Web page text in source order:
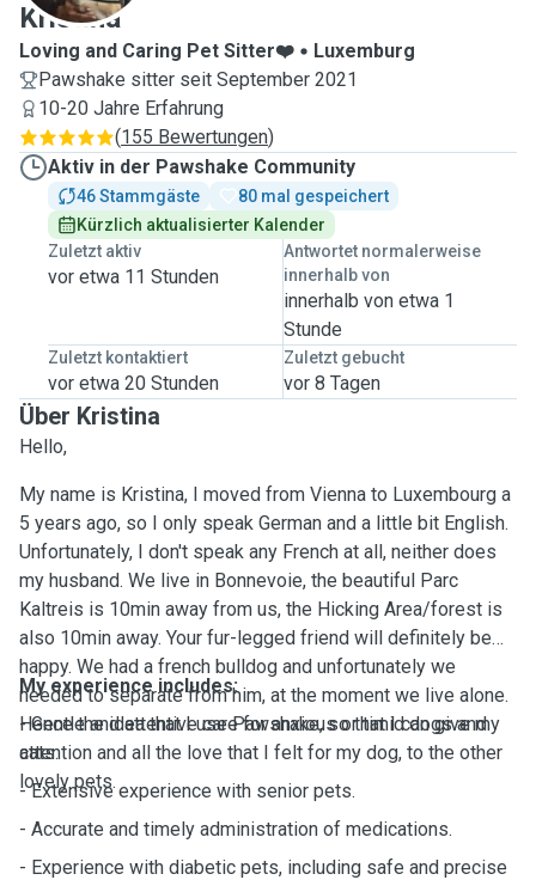
Kristina
Loving and Caring Pet Sitter❤️
Luxemburg
Pawshake sitter seit September 2021
10-20 Jahre Erfahrung
(155 Bewertungen)
Aktiv in der Pawshake Community
46 Stammgäste
80 mal gespeichert
Kürzlich aktualisierter Kalender
Zuletzt aktiv
vor etwa 11 Stunden
Antwortet normalerweise
innerhalb von
innerhalb von etwa 1
Stunde
Zuletzt kontaktiert
vor etwa 20 Stunden
Zuletzt gebucht
vor 8 Tagen
Über Kristina
Hello,
My name is Kristina, I moved from Vienna to Luxembourg a
5 years ago, so I only speak German and a little bit English.
Unfortunately, I don't speak any French at all, neither does
my husband. We live in Bonnevoie, the beautiful Parc
Kaltreis is 10min away from us, the Hicking Area/forest is
also 10min away. Your fur-legged friend will definitely be
happy. We had a french bulldog and unfortunately we
needed to separate from him, at the moment we live alone.
Hence the idea that I use Pawshake, so that I can give my
attention and all the love that I felt for my dog, to the other
lovely pets.
My experience includes:
- Gentle and attentive care for anxious or timid dogs and
cats.
- Extensive experience with senior pets.
- Accurate and timely administration of medications.
- Experience with diabetic pets, including safe and precise